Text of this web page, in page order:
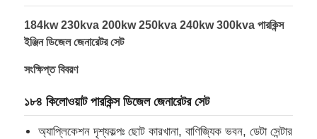
184kw 230kva 200kw 250kva 240kw 300kva পারকিন্স
ইঞ্জিন ডিজেল জেনারেটর সেট
সংক্ষিপ্ত বিবরণ
১৮৪ কিলোওয়াট পারকিন্স ডিজেল জেনারেটর সেট
অ্যাপ্লিকেশন দৃশ্যকল্পঃ ছোট কারখানা, বাণিজ্যিক ভবন, ডেটা সেন্টার